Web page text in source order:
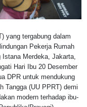
yang tergabung dalam
Pekerja Rumah
Merdeka, Jakarta,
Hari Ibu 20 Desember
DPR untuk mendukung
Tangga (UU PPRT) demi
modern terhadap ibu-